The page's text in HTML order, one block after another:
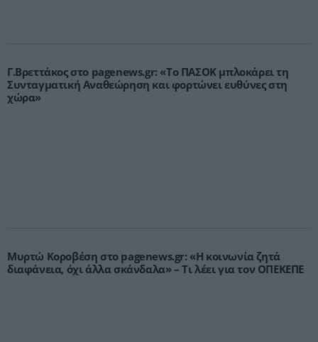
Γ.Βρεττάκος στο pagenews.gr: «Το ΠΑΣΟΚ μπλοκάρει τη
Συνταγματική Αναθεώρηση και φορτώνει ευθύνες στη
χώρα»
Μυρτώ Κοροβέση στο pagenews.gr: «Η κοινωνία ζητά
διαφάνεια, όχι άλλα σκάνδαλα» – Τι λέει για τον ΟΠΕΚΕΠΕ